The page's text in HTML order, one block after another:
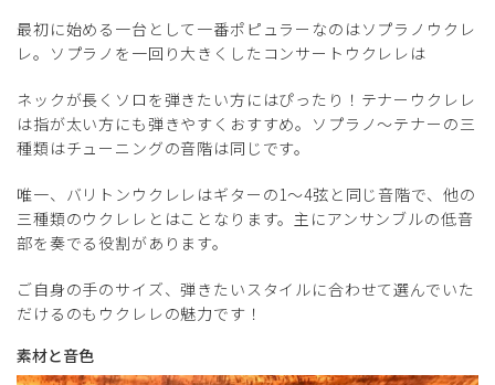
最初に始める一台として一番ポピュラーなのはソプラノウクレ
レ。ソプラノを一回り大きくしたコンサートウクレレは
ネックが長くソロを弾きたい方にはぴったり！テナーウクレレ
は指が太い方にも弾きやすくおすすめ。ソプラノ～テナーの三
種類はチューニングの音階は同じです。
唯一、バリトンウクレレはギターの1～4弦と同じ音階で、他の
三種類のウクレレとはことなります。主にアンサンブルの低音
部を奏でる役割があります。
ご自身の手のサイズ、弾きたいスタイルに合わせて選んでいた
だけるのもウクレレの魅力です！
素材と音色